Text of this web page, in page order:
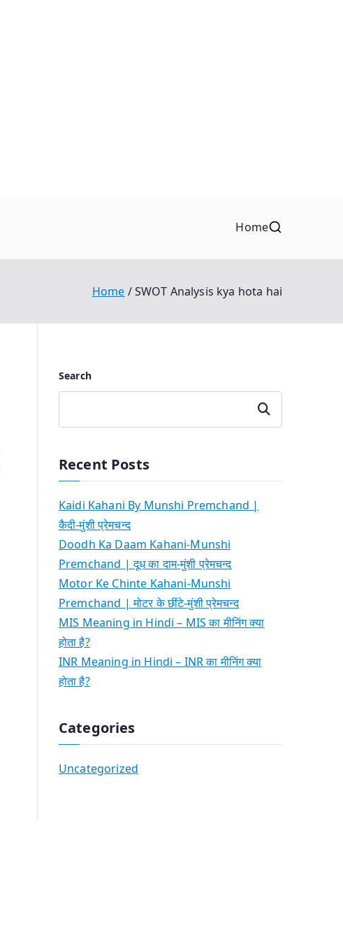
Home
Home SWOT Analysis kya hota hai
Search
Search
Recent Posts
Kaidi Kahani By Munshi Premchand |
कैदी-मुंशी प्रेमचन्द
Doodh Ka Daam Kahani-Munshi
Premchand | दूध का दाम-मुंशी प्रेमचन्द
Motor Ke Chinte Kahani-Munshi
Premchand | मोटर के छींटे-मुंशी प्रेमचन्द
MIS Meaning in Hindi – MIS का मीनिंग क्या
होता है?
INR Meaning in Hindi – INR का मीनिंग क्या
होता है?
Categories
Uncategorized